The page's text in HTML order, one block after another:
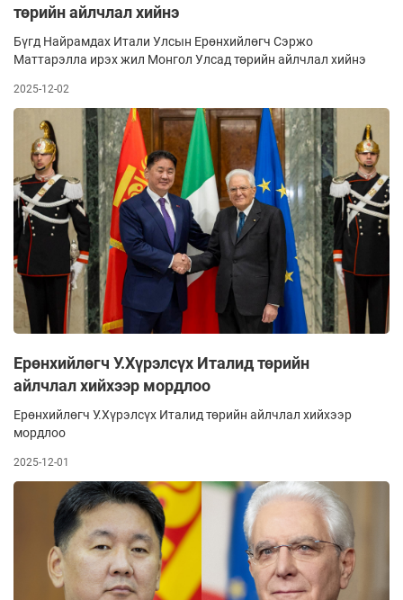
төрийн айлчлал хийнэ
Бүгд Найрамдах Итали Улсын Ерөнхийлөгч Сэржо
Маттарэлла ирэх жил Монгол Улсад төрийн айлчлал хийнэ
2025-12-02
Ерөнхийлөгч У.Хүрэлсүх Италид төрийн
айлчлал хийхээр мордлоо
Ерөнхийлөгч У.Хүрэлсүх Италид төрийн айлчлал хийхээр
мордлоо
2025-12-01